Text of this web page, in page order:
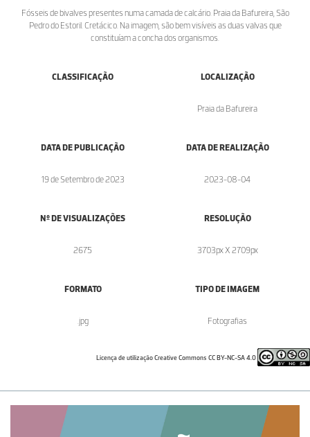
Fósseis de bivalves presentes numa camada de calcário. Praia da Bafureira, São
Pedro do Estoril. Cretácico. Na imagem, são bem visíveis as duas valvas que
constituíam a concha dos organismos.
CLASSIFICAÇÃO LOCALIZAÇÃO
Praia da Bafureira
DATA DE PUBLICAÇÃO
19 de Setembro de 2023
DATA DE REALIZAÇÃO
2023-08-04
Nº DE VISUALIZAÇÕES
2675
RESOLUÇÃO
3703px X 2709px
FORMATO
.jpg
TIPO DE IMAGEM
Fotografias
Licença de utilização Creative Commons CC BY-NC-SA 4.0